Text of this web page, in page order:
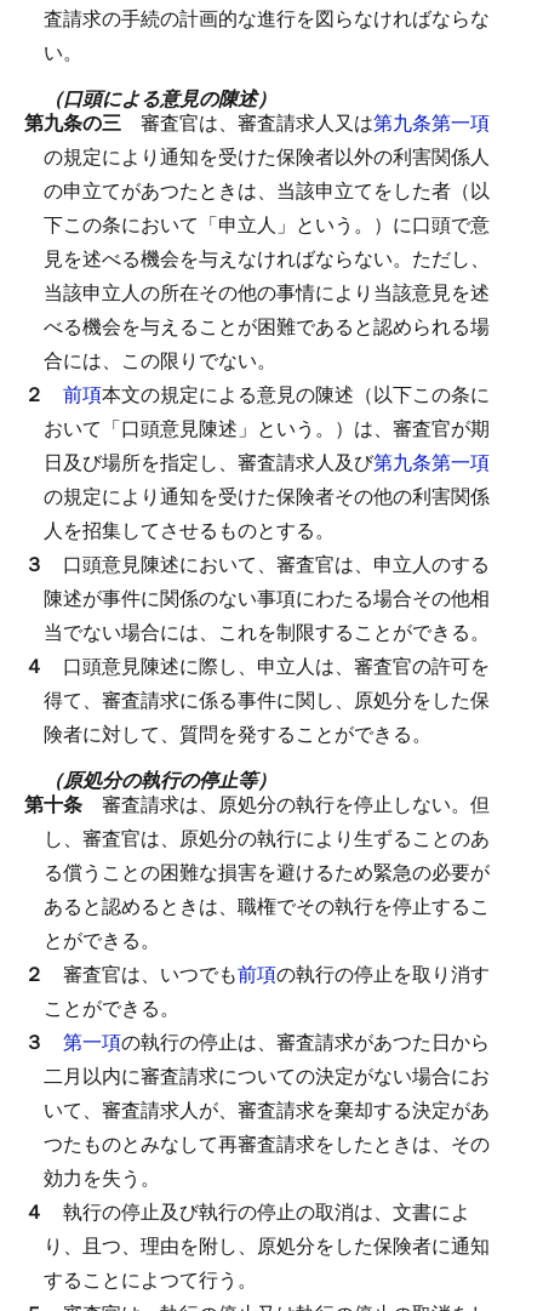
査請求の手続の計画的な進行を図らなければならな
い。
（口頭による意見の陳述）
第九条の三 審査官は、審査請求人又は第九条第一項
の規定により通知を受けた保険者以外の利害関係人
の申立てがあつたときは、当該申立てをした者（以
下この条において「申立人」という。）に口頭で意
見を述べる機会を与えなければならない。 ただし、
当該申立人の所在その他の事情により当該意見を述
べる機会を与えることが困難であると認められる場
合には、この限りでない。
２ 前項本文の規定による意見の陳述（以下この条に
おいて「口頭意見陳述」という。）は、審査官が期
日及び場所を指定し、審査請求人及び第九条第一項
の規定により通知を受けた保険者その他の利害関係
人を招集してさせるものとする。
３ 口頭意見陳述において、審査官は、申立人のする
陳述が事件に関係のない事項にわたる場合その他相
当でない場合には、これを制限することができる。
４ 口頭意見陳述に際し、申立人は、審査官の許可を
得て、審査請求に係る事件に関し、原処分をした保
険者に対して、質問を発することができる。
（原処分の執行の停止等）
第十条 審査請求は、原処分の執行を停止しない。 但
し、審査官は、原処分の執行により生ずることのあ
る償うことの困難な損害を避けるため緊急の必要が
あると認めるときは、職権でその執行を停止するこ
とができる。
２ 審査官は、いつでも前項の執行の停止を取り消す
ことができる。
３ 第一項の執行の停止は、審査請求があつた日から
二月以内に審査請求についての決定がない場合にお
いて、審査請求人が、審査請求を棄却する決定があ
つたものとみなして再審査請求をしたときは、その
効力を失う。
４ 執行の停止及び執行の停止の取消は、文書によ
り、且つ、理由を附し、原処分をした保険者に通知
することによつて行う。